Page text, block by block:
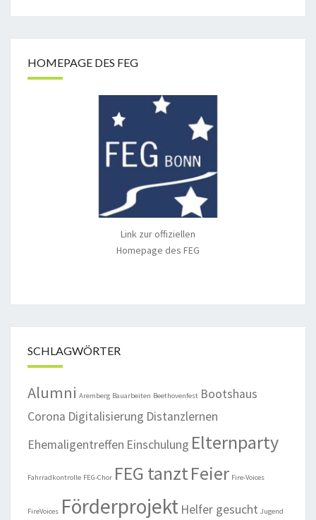
HOMEPAGE DES FEG
Link zur offiziellen
Homepage des FEG
SCHLAGWÖRTER
Alumni Aremberg Bauarbeiten Beethovenfest Bootshaus
Corona Digitalisierung Distanzlernen
Ehemaligentreffen Einschulung Elternparty
Fahrradkontrolle FEG-Chor FEG tanztFeier Fire-Voices
FireVoices Förderprojekt Helfer gesucht Jugend